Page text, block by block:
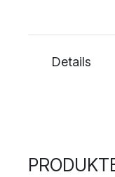
Details